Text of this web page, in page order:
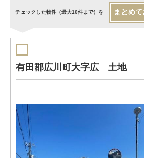
チェックした物件（最大10件まで）を まとめ
有田郡広川町大字広 土地